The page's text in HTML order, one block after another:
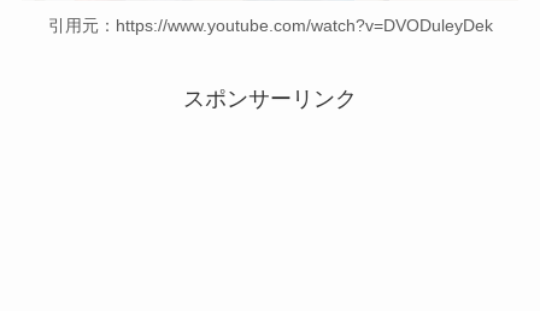
引用元：https://www.youtube.com/watch?v=DVODuleyDek
スポンサーリンク